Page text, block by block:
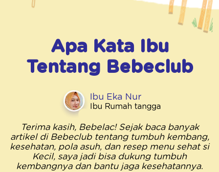
Apa Kata Ibu
Tentang Bebeclub
Ibu Eka Nur
Ibu Rumah tangga
Terima kasih, Bebelac! Sejak baca banyak
artikel di Bebeclub tentang tumbuh kembang,
kesehatan, pola asuh, dan resep menu sehat si
Kecil, saya jadi bisa dukung tumbuh
kembangnya dan bantu jaga kesehatannya.